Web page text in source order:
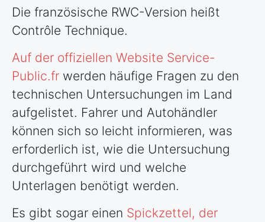
Die französische RWC-Version heißt
Contrôle Technique.
Auf der offiziellen Website Service-
Public.fr werden häufige Fragen zu den
technischen Untersuchungen im Land
aufgelistet. Fahrer und Autohändler
können sich so leicht informieren, was
erforderlich ist, wie die Untersuchung
durchgeführt wird und welche
Unterlagen benötigt werden.
Es gibt sogar einen Spickzettel, der